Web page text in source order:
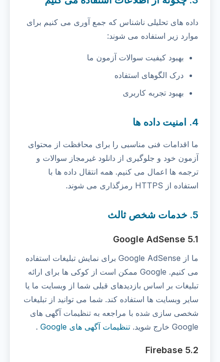
داده های تحلیلی ناشناس که جمع آوری می کنیم برای
موارد زیر استفاده می شوند:
بهبود کیفیت سوالات آزمون ما
درک الگوهای استفاده
بهبود تجربه کاربری
4. امنیت داده ها
ما اقدامات فنی مناسبی را برای محافظت از محتوای
آزمون خود و جلوگیری از دانلود غیرمجاز سوالات و
ترجمه ها اعمال می کنیم. همه انتقال داده ها با
استفاده از HTTPS رمزگذاری می شوند.
5. خدمات شخص ثالث
5.1 Google AdSense
ما از Google AdSense برای نمایش تبلیغات استفاده
می کنیم. Google ممکن است از کوکی ها برای ارائه
تبلیغات بر اساس بازدیدهای قبلی شما از وبسایت ما یا
سایر وبسایت ها استفاده کند. شما می توانید از تبلیغات
شخصی سازی شده با مراجعه به تنظیمات آگهی های
Google خارج شوید.
تنظیمات آگهی های Google .
5.2 Firebase